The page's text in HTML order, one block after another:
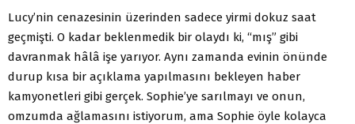
Lucy’nin cenazesinin üzerinden sadece yirmi dokuz saat
geçmişti. O kadar beklenmedik bir olaydı ki, “mış” gibi
davranmak hâlâ işe yarıyor. Aynı zamanda evinin önünde
durup kısa bir açıklama yapılmasını bekleyen haber
kamyonetleri gibi gerçek. Sophie’ye sarılmayı ve onun,
omzumda ağlamasını istiyorum, ama Sophie öyle kolayca